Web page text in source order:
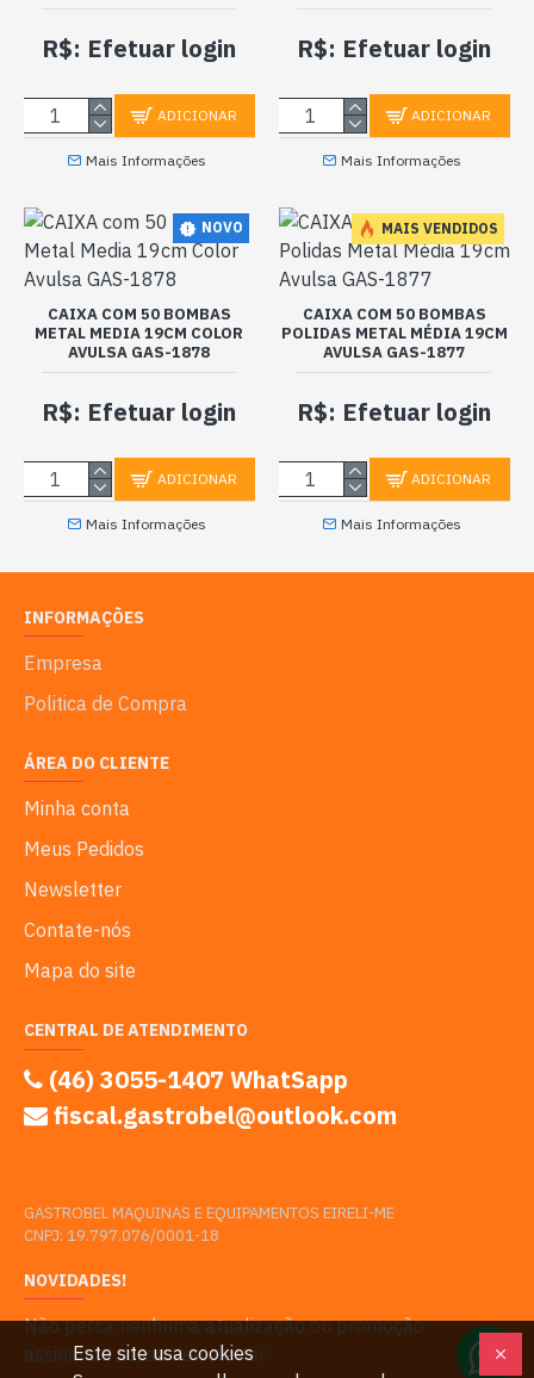
R$: Efetuar login
ADICIONAR
Mais Informações
R$: Efetuar login
ADICIONAR
Mais Informações
NOVO
CAIXA COM 50 BOMBAS
METAL MEDIA 19CM COLOR
AVULSA GAS-1878
R$: Efetuar login
ADICIONAR
Mais Informações
MAIS VENDIDOS
CAIXA COM 50 BOMBAS
POLIDAS METAL MÉDIA 19CM
AVULSA GAS-1877
R$: Efetuar login
ADICIONAR
Mais Informações
INFORMAÇÕES
Empresa
Politica de Compra
ÁREA DO CLIENTE
Minha conta
Meus Pedidos
Newsletter
Contate-nós
Mapa do site
CENTRAL DE ATENDIMENTO
(46) 3055-1407 WhatSapp
fiscal.gastrobel@outlook.com
GASTROBEL MAQUINAS E EQUIPAMENTOS EIRELI-ME
CNPJ: 19.797.076/0001-18
NOVIDADES!
Não perca nenhuma atualização ou promoção
assinando nossa newsletter.
Este site usa cookies